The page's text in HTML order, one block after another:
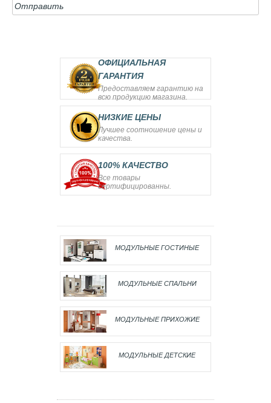
Отправить
ОФИЦИАЛЬНАЯ
ГАРАНТИЯ
Предоставляем гарантию на
всю продукцию магазина.
НИЗКИЕ ЦЕНЫ
Лучшее соотношение цены и
качества.
100% КАЧЕСТВО
Все товары
сертифицированны.
МОДУЛЬНЫЕ ГОСТИНЫЕ
МОДУЛЬНЫЕ СПАЛЬНИ
МОДУЛЬНЫЕ ПРИХОЖИЕ
МОДУЛЬНЫЕ ДЕТСКИЕ